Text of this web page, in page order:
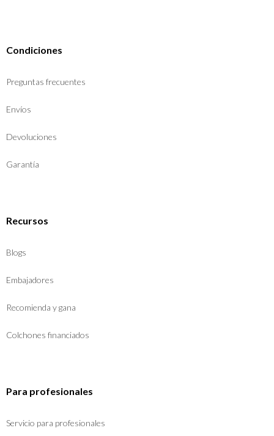
Condiciones
Preguntas frecuentes
Envíos
Devoluciones
Garantía
Recursos
Blogs
Embajadores
Recomienda y gana
Colchones financiados
Para profesionales
Servicio para profesionales